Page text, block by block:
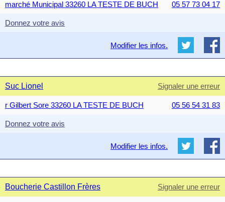
marché Municipal 33260 LA TESTE DE BUCH 05 57 73 04 17
Donnez votre avis
Modifier les infos.
Suc Lionel Signaler une erreur
r Gilbert Sore 33260 LA TESTE DE BUCH 05 56 54 31 83
Donnez votre avis
Modifier les infos.
Boucherie Castillon Frères Signaler une erreur